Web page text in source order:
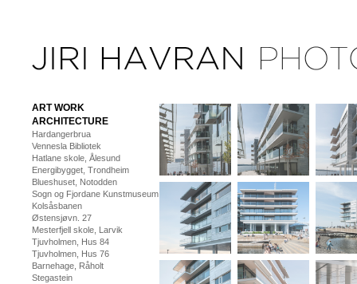
ART WORK
ARCHITECTURE
Hardangerbrua
Vennesla Bibliotek
Hatlane skole, Ålesund
Energibygget, Trondheim
Blueshuset, Notodden
Sogn og Fjordane Kunstmuseum
Kolsåsbanen
Østensjøvn. 27
Mesterfjell skole, Larvik
Tjuvholmen, Hus 84
Tjuvholmen, Hus 76
Barnehage, Råholt
Stegastein